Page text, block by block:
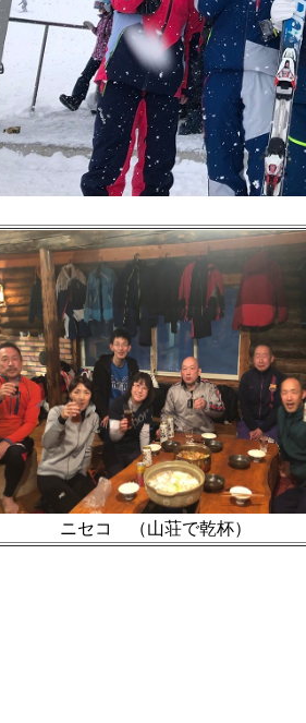
ニセコ （山荘で乾杯）